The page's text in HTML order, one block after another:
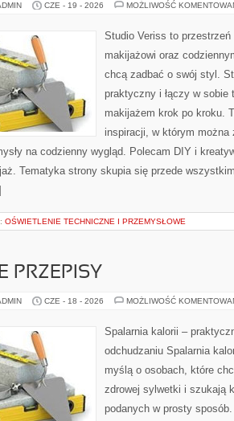
CZE - 19 - 2026 MOŻLIWOŚĆ
Studio Veriss to
makijażowi oraz
chcą zadbać o swój styl.
praktyczny i łączy w sobie
makijażem krok po kroku.
inspiracji, w którym można
na codzienny wygląd. Polecam DIY i
Tematyka strony skupia się przede
OŚWIETLENIE TECHNICZNE I PRZEMYSŁOWE
PRZEPISY
CZE - 18 - 2026 MOŻLIWOŚĆ
Spalarnia kalorii –
odchudzaniu Spalarnia
myślą o osobach, które
zdrowej sylwetki i szukają
podanych w prosty